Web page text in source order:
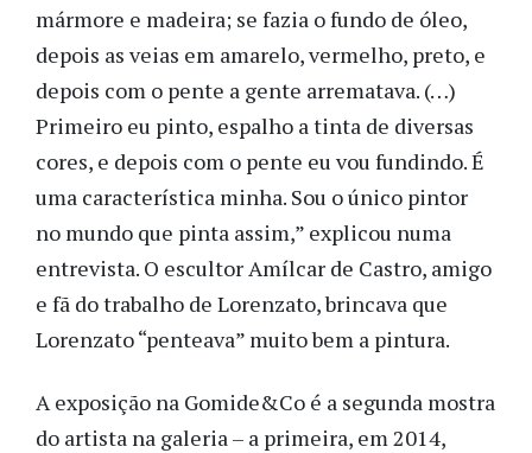
mármore e madeira; se fazia o fundo de óleo,
depois as veias em amarelo, vermelho, preto, e
depois com o pente a gente arrematava. (…)
Primeiro eu pinto, espalho a tinta de diversas
cores, e depois com o pente eu vou fundindo. É
uma característica minha. Sou o único pintor
no mundo que pinta assim,” explicou numa
entrevista. O escultor Amílcar de Castro, amigo
e fã do trabalho de Lorenzato, brincava que
Lorenzato “penteava” muito bem a pintura.
A exposição na Gomide&Co é a segunda mostra
do artista na galeria – a primeira, em 2014,